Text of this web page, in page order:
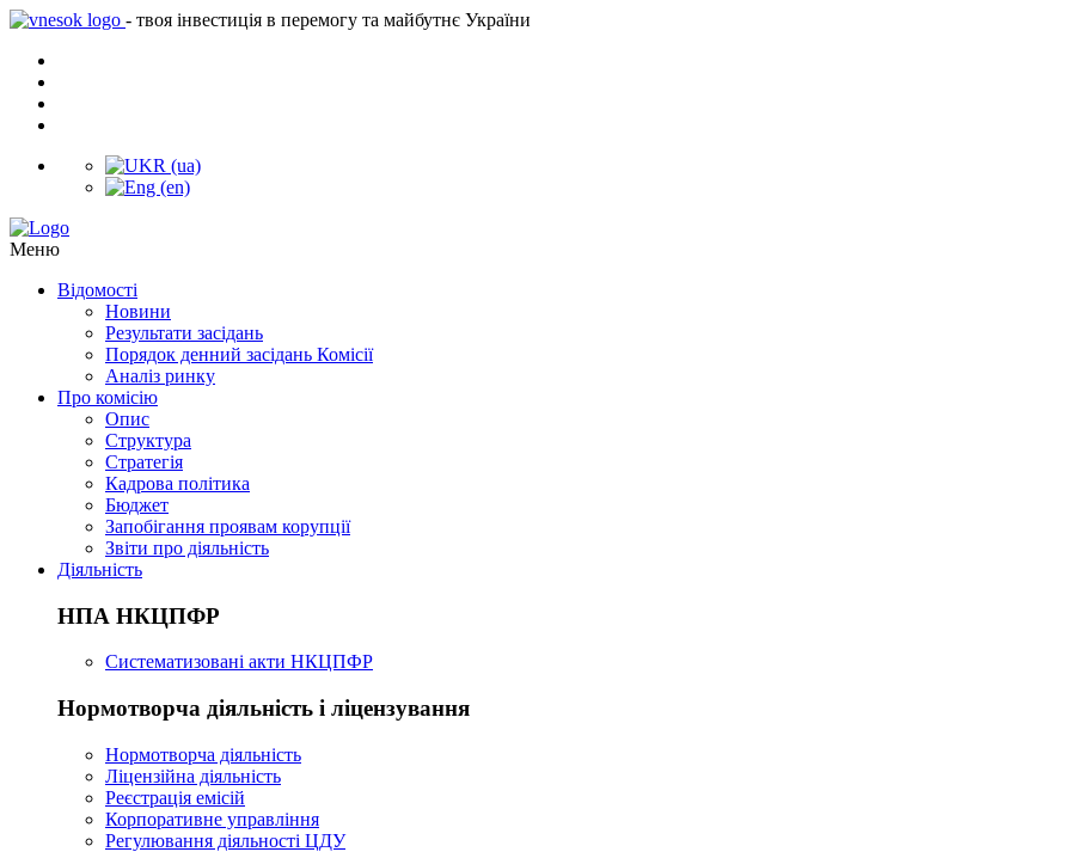
- твоя інвестиція в перемогу та майбутнє України
Меню
Відомості
Новини
Результати засідань
Порядок денний засідань Комісії
Аналіз ринку
Про комісію
Опис
Структура
Стратегія
Кадрова політика
Бюджет
Запобігання проявам корупції
Звіти про діяльність
Діяльність
НПА НКЦПФР
Систематизовані акти НКЦПФР
Нормотворча діяльність і ліцензування
Нормотворча діяльність
Ліцензійна діяльність
Реєстрація емісій
Корпоративне управління
Регулювання діяльності ЦДУ